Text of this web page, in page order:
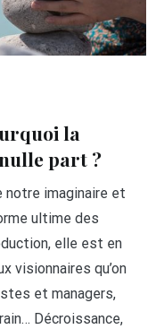
la
part ?
notre imaginaire et
ultime des
elle est en
visionnaires qu’on
et managers,
Décroissance,